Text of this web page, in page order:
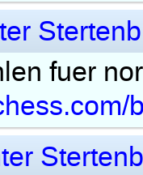
fuer